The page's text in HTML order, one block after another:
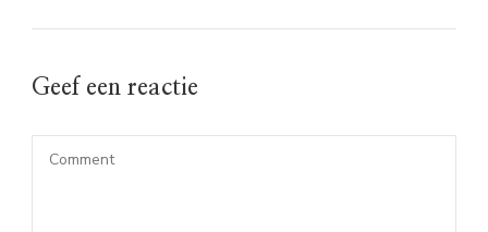
Geef een reactie